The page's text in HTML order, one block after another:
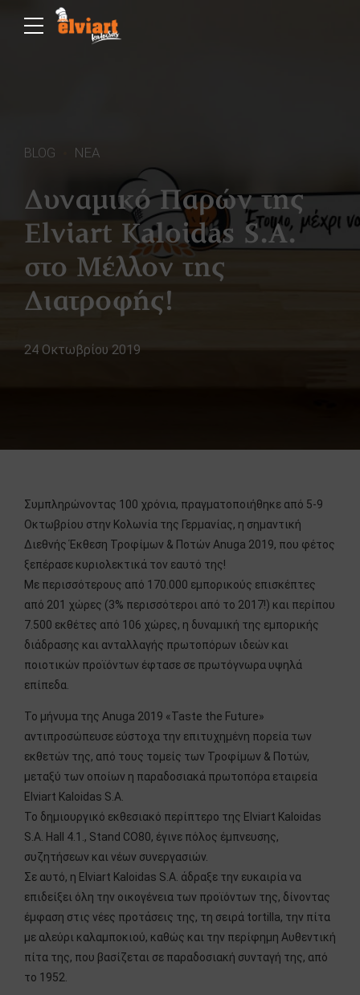
BLOG ΝΕΑ
Δυναμικό Παρών της
Elviart Kaloidas S.A.
στο Μέλλον της
Διατροφής!
24 Οκτωβρίου 2019
Συμπληρώνοντας 100 χρόνια, πραγματοποιήθηκε από 5-9
Οκτωβρίου στην Κολωνία της Γερμανίας, η σημαντική
Διεθνής Έκθεση Τροφίμων & Ποτών Anuga 2019, που φέτος
ξεπέρασε κυριολεκτικά τον εαυτό της!
Με περισσότερους από 170.000 εμπορικούς επισκέπτες
από 201 χώρες (3% περισσότεροι από το 2017!) και περίπου
7.500 εκθέτες από 106 χώρες, η δυναμική της εμπορικής
διάδρασης και ανταλλαγής πρωτοπόρων ιδεών και
ποιοτικών προϊόντων έφτασε σε πρωτόγνωρα υψηλά
επίπεδα.
Το μήνυμα της Anuga 2019 «Taste the Future»
αντιπροσώπευσε εύστοχα την επιτυχημένη πορεία των
εκθετών της, από τους τομείς των Τροφίμων & Ποτών,
μεταξύ των οποίων η παραδοσιακά πρωτοπόρα εταιρεία
Elviart Kaloidas S.A.
Το δημιουργικό εκθεσιακό περίπτερο της Elviart Kaloidas
S.A. Hall 4.1., Stand CO80, έγινε πόλος έμπνευσης,
συζητήσεων και νέων συνεργασιών.
Σε αυτό, η Elviart Kaloidas S.A. άδραξε την ευκαιρία να
επιδείξει όλη την οικογένεια των προϊόντων της, δίνοντας
έμφαση στις νέες προτάσεις της, τη σειρά tortilla, την πίτα
με αλεύρι καλαμποκιού, καθώς και την περίφημη Αυθεντική
πίτα της, που βασίζεται σε παραδοσιακή συνταγή της, από
το 1952.